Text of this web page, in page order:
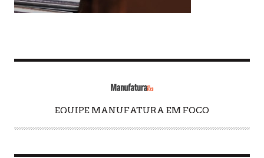
U
EQUIPE MANUFATURA EM FOCO